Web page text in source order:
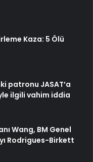
Kaza: 5 Ölü
patronu JASAT’a
ilgili vahim iddia
Wang, BM Genel
Rodrigues-Birkett